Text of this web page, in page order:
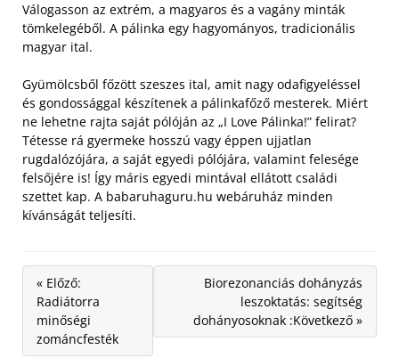
Válogasson az extrém, a magyaros és a vagány minták
tömkelegéből. A pálinka egy hagyományos, tradicionális
magyar ital.
Gyümölcsből főzött szeszes ital, amit nagy odafigyeléssel
és gondossággal készítenek a pálinkafőző mesterek. Miért
ne lehetne rajta saját pólóján az „I Love Pálinka!” felirat?
Tétesse rá gyermeke hosszú vagy éppen ujjatlan
rugdalózójára, a saját egyedi pólójára, valamint felesége
felsőjére is! Így máris egyedi mintával ellátott családi
szettet kap. A babaruhaguru.hu webáruház minden
kívánságát teljesíti.
« Előző:
Radiátorra
minőségi
zománcfesték
Biorezonanciás dohányzás
leszoktatás: segítség
dohányosoknak :Következő »